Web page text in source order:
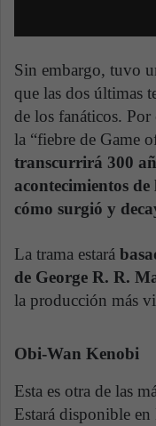
Sin embargo, tuvo
que las dos últimas
de los fanáticos.
la “fiebre de Game
transcurrirá 300
acontecimientos
cómo surgió y
La trama estará
de George R. R.
la producción más
Obi-Wan Kenobi
Esta es otra de las
Estará disponible